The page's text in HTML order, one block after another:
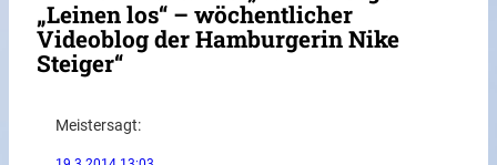
„Leinen los“ – wöchentlicher
Videoblog der Hamburgerin Nike
Steiger“
Meistersagt: